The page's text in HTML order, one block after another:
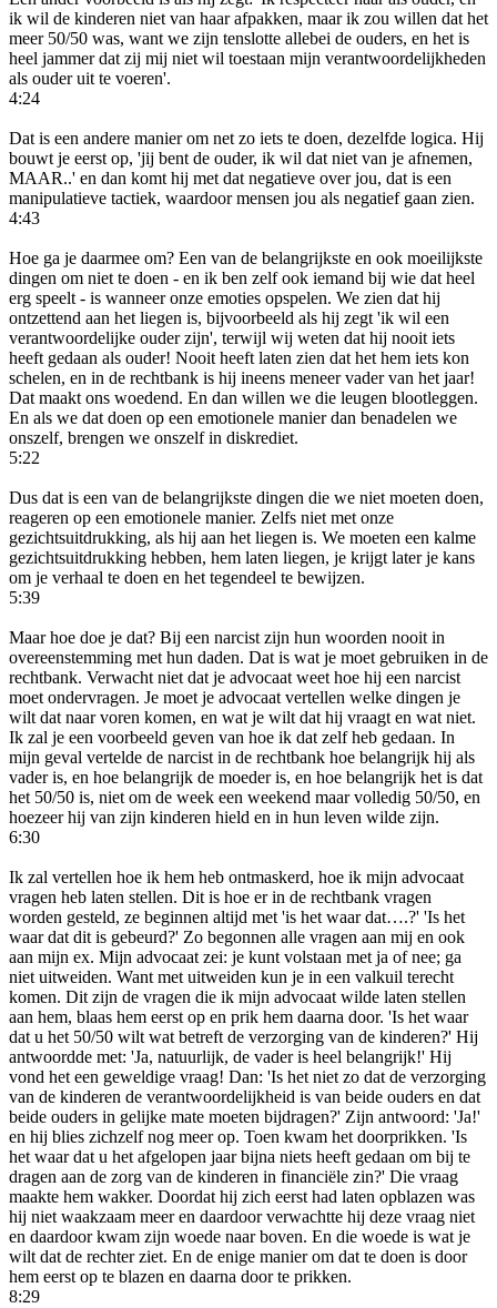
ik wil de kinderen niet van haar afpakken, maar ik zou willen dat het
meer 50/50 was, want we zijn tenslotte allebei de ouders, en het is
heel jammer dat zij mij niet wil toestaan mijn verantwoordelijkheden
als ouder uit te voeren'.
4:24
Dat is een andere manier om net zo iets te doen, dezelfde logica. Hij
bouwt je eerst op, 'jij bent de ouder, ik wil dat niet van je afnemen,
MAAR..' en dan komt hij met dat negatieve over jou, dat is een
manipulatieve tactiek, waardoor mensen jou als negatief gaan zien.
4:43
Hoe ga je daarmee om? Een van de belangrijkste en ook moeilijkste
dingen om niet te doen - en ik ben zelf ook iemand bij wie dat heel
erg speelt - is wanneer onze emoties opspelen. We zien dat hij
ontzettend aan het liegen is, bijvoorbeeld als hij zegt 'ik wil een
verantwoordelijke ouder zijn', terwijl wij weten dat hij nooit iets
heeft gedaan als ouder! Nooit heeft laten zien dat het hem iets kon
schelen, en in de rechtbank is hij ineens meneer vader van het jaar!
Dat maakt ons woedend. En dan willen we die leugen blootleggen.
En als we dat doen op een emotionele manier dan benadelen we
onszelf, brengen we onszelf in diskrediet.
5:22
Dus dat is een van de belangrijkste dingen die we niet moeten doen,
reageren op een emotionele manier. Zelfs niet met onze
gezichtsuitdrukking, als hij aan het liegen is. We moeten een kalme
gezichtsuitdrukking hebben, hem laten liegen, je krijgt later je kans
om je verhaal te doen en het tegendeel te bewijzen.
5:39
Maar hoe doe je dat? Bij een narcist zijn hun woorden nooit in
overeenstemming met hun daden. Dat is wat je moet gebruiken in de
rechtbank. Verwacht niet dat je advocaat weet hoe hij een narcist
moet ondervragen. Je moet je advocaat vertellen welke dingen je
wilt dat naar voren komen, en wat je wilt dat hij vraagt en wat niet.
Ik zal je een voorbeeld geven van hoe ik dat zelf heb gedaan. In
mijn geval vertelde de narcist in de rechtbank hoe belangrijk hij als
vader is, en hoe belangrijk de moeder is, en hoe belangrijk het is dat
het 50/50 is, niet om de week een weekend maar volledig 50/50, en
hoezeer hij van zijn kinderen hield en in hun leven wilde zijn.
6:30
Ik zal vertellen hoe ik hem heb ontmaskerd, hoe ik mijn advocaat
vragen heb laten stellen. Dit is hoe er in de rechtbank vragen
worden gesteld, ze beginnen altijd met 'is het waar dat….?' 'Is het
waar dat dit is gebeurd?' Zo begonnen alle vragen aan mij en ook
aan mijn ex. Mijn advocaat zei: je kunt volstaan met ja of nee; ga
niet uitweiden. Want met uitweiden kun je in een valkuil terecht
komen. Dit zijn de vragen die ik mijn advocaat wilde laten stellen
aan hem, blaas hem eerst op en prik hem daarna door. 'Is het waar
dat u het 50/50 wilt wat betreft de verzorging van de kinderen?' Hij
antwoordde met: 'Ja, natuurlijk, de vader is heel belangrijk!' Hij
vond het een geweldige vraag! Dan: 'Is het niet zo dat de verzorging
van de kinderen de verantwoordelijkheid is van beide ouders en dat
beide ouders in gelijke mate moeten bijdragen?' Zijn antwoord: 'Ja!'
en hij blies zichzelf nog meer op. Toen kwam het doorprikken. 'Is
het waar dat u het afgelopen jaar bijna niets heeft gedaan om bij te
dragen aan de zorg van de kinderen in financiële zin?' Die vraag
maakte hem wakker. Doordat hij zich eerst had laten opblazen was
hij niet waakzaam meer en daardoor verwachtte hij deze vraag niet
en daardoor kwam zijn woede naar boven. En die woede is wat je
wilt dat de rechter ziet. En de enige manier om dat te doen is door
hem eerst op te blazen en daarna door te prikken.
8:29